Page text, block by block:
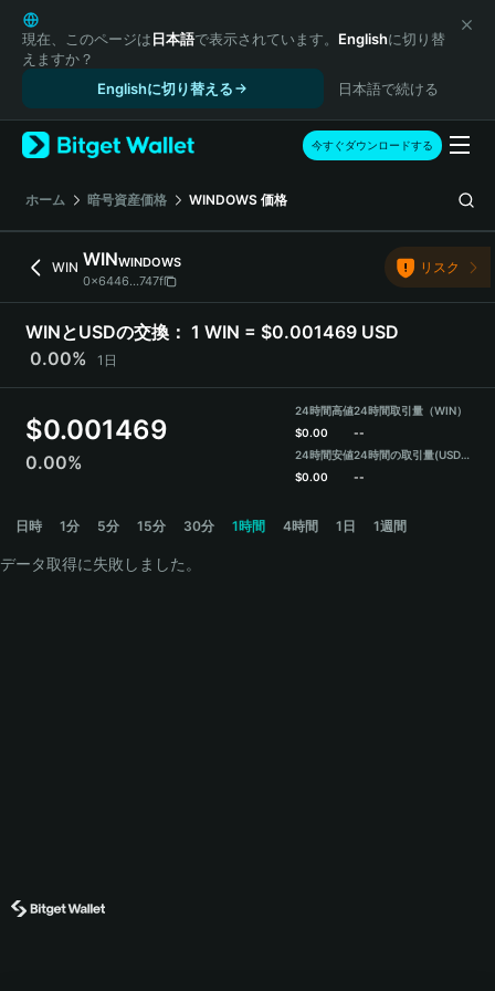
English
日本語
Tiếng Việt
Español (Latinoamérica)
Türkçe
Français
Deutsch
繁體中文
Português (Portugal)
Bahasa Indonesia
ภาษาไทย
हिन्दी
Español
Português (Brasil)
現在、このページは日本語で表示されています。 Englishに切り替
えますか？
Englishに切り替える
日本語で続ける
今すぐダウンロードする
ホーム 暗号資産価格 WINDOWS 価格
WIN WINWINDOWS
0x6446...747f
リスク
WINとUSDの交換： 1 WIN = $0.001469 USD
0.00%
1日
$0.001469
0.00%
24時間高値
$0.00
24時間安値
$0.00
24時間取引量（WIN）
--
24時間の取引量(USDT)
--
日時 1分 5分 15分 30分 1時間 4時間 1日 1週間
データ取得に失敗しました。